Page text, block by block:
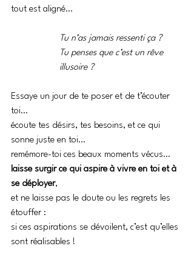
tout est aligné…
Tu n’as jamais ressenti ça ?
Tu penses que c’est un rêve
illusoire ?
Essaye un jour de te poser et de t’écouter
toi…
écoute tes désirs, tes besoins, et ce qui
sonne juste en toi…
remémore-toi ces beaux moments vécus…
laisse surgir ce qui aspire à vivre en toi et à
se déployer,
et ne laisse pas le doute ou les regrets les
étouffer :
si ces aspirations se dévoilent, c’est qu’elles
sont réalisables !